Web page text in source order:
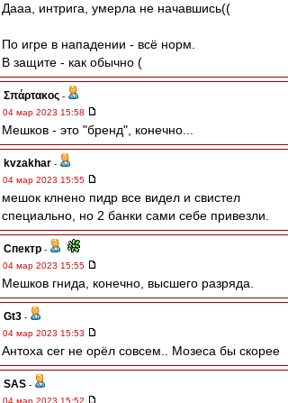
Дааа, интрига, умерла не начавшись((
По игре в нападении - всё норм.
В защите - как обычно (
Σπάρτακος -
04 мар 2023 15:58
Мешков - это "бренд", конечно...
kvzakhar -
04 мар 2023 15:55
мешок клнено пидр все видел и свистел
специально, но 2 банки сами себе привезли.
Спектр -
04 мар 2023 15:55
Мешков гнида, конечно, высшего разряда.
Gt3 -
04 мар 2023 15:53
Антоха сег не орёл совсем.. Мозеса бы скорее
SAS -
04 мар 2023 15:52